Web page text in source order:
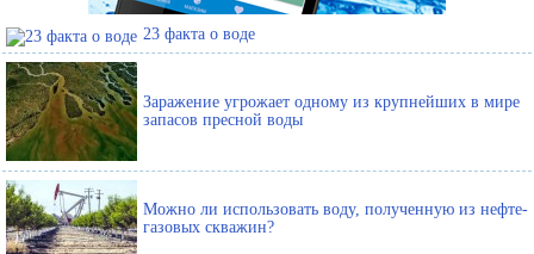
23 факта о воде
Заражение угрожает одному из крупнейших в мире
запасов пресной воды
Можно ли использовать воду, полученную из нефте-
газовых скважин?